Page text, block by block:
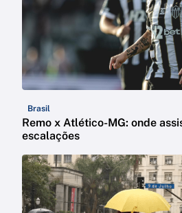
Brasil
Remo x Atlético-MG: onde
escalações